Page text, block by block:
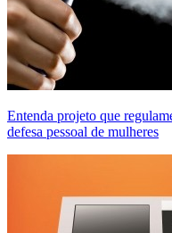
Entenda projeto que
defesa pessoal de mulheres